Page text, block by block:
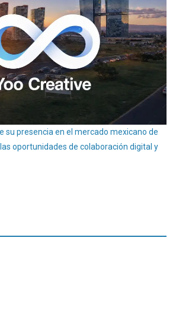
su presencia en el mercado mexicano de
oportunidades de colaboración digital y